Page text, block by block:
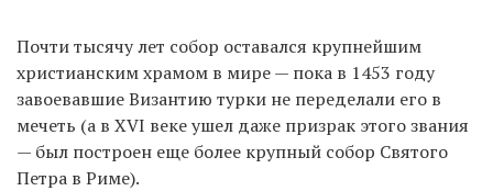
Почти тысячу лет собор оставался крупнейшим
христианским храмом в мире — пока в 1453 году
завоевавшие Византию турки не переделали его в
мечеть (а в XVI веке ушел даже призрак этого звания
— был построен еще более крупный собор Святого
Петра в Риме).